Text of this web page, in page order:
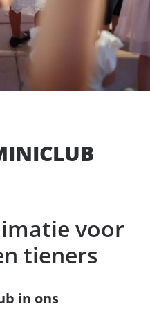
voor
tieners
in ons